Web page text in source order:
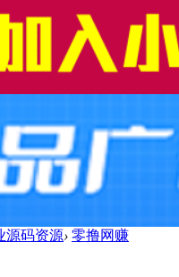
源码资源› 零撸网赚